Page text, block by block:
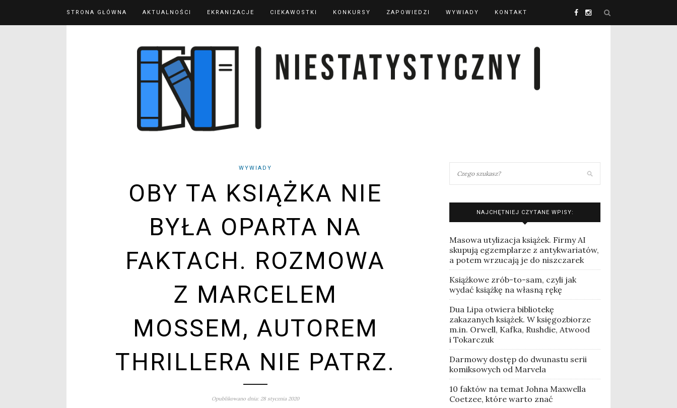
STRONA GŁÓWNA AKTUALNOŚCI EKRANIZACJE CIEKAWOSTKI KONKURSY ZAPOWIEDZI WYWIADY KONTAKT
WYWIADY
OBY TA KSIĄŻKA NIE
BYŁA OPARTA NA
FAKTACH. ROZMOWA
Z MARCELEM
MOSSEM, AUTOREM
THRILLERA NIE PATRZ.
Opublikowano dnia: 28 stycznia 2020
NAJCHĘTNIEJ CZYTANE WPISY:
Masowa utylizacja książek. Firmy AI
skupują egzemplarze z antykwariatów,
a potem wrzucają je do niszczarek
Książkowe zrób-to-sam, czyli jak
wydać książkę na własną rękę
Dua Lipa otwiera bibliotekę
zakazanych książek. W księgozbiorze
m.in. Orwell, Kafka, Rushdie, Atwood
i Tokarczuk
Darmowy dostęp do dwunastu serii
komiksowych od Marvela
10 faktów na temat Johna Maxwella
Coetzee, które warto znać